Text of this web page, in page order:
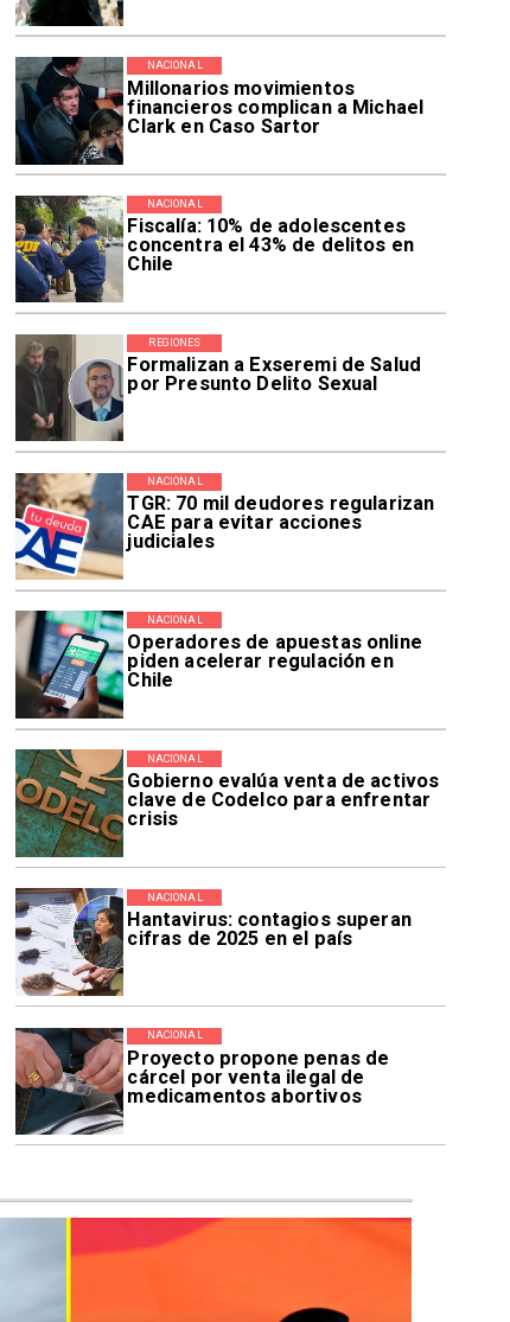
Millonarios movimientos
financieros complican a Michael
Clark en Caso Sartor
NACIONAL
Fiscalía: 10% de adolescentes
concentra el 43% de delitos en
Chile
NACIONAL
Formalizan a Exseremi de Salud
por Presunto Delito Sexual
REGIONES
TGR: 70 mil deudores regularizan
CAE para evitar acciones
judiciales
NACIONAL
Operadores de apuestas online
piden acelerar regulación en
Chile
NACIONAL
Gobierno evalúa venta de activos
clave de Codelco para enfrentar
crisis
NACIONAL
Hantavirus: contagios superan
cifras de 2025 en el país
NACIONAL
Proyecto propone penas de
cárcel por venta ilegal de
medicamentos abortivos
NACIONAL